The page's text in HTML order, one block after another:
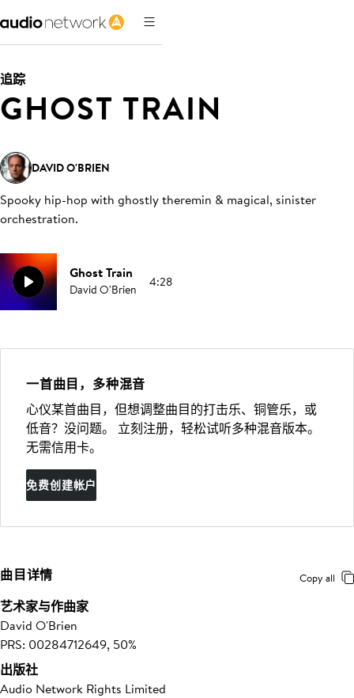
追踪
GHOST TRAIN
DAVID O'BRIEN
Spooky hip-hop with ghostly theremin & magical, sinister
orchestration.
Ghost Train
David O'Brien 4:28
一首曲目，多种混音
心仪某首曲目，但想调整曲目的打击乐、铜管乐，或
低音？没问题。 立刻注册，轻松试听多种混音版本。
无需信用卡。
免费创建帐户
曲目详情 Copy all
艺术家与作曲家
David O'Brien
PRS: 00284712649, 50%
出版社
Audio Network Rights Limited